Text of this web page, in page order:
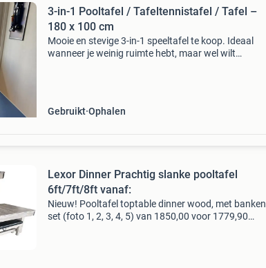
3-in-1 Pooltafel / Tafeltennistafel / Tafel –
180 x 100 cm
Mooie en stevige 3-in-1 speeltafel te koop. Ideaal
wanneer je weinig ruimte hebt, maar wel wilt
Gebruikt Ophalen
Lexor Dinner Prachtig slanke pooltafel
6ft/7ft/8ft vanaf:
Nieuw! Pooltafel toptable dinner wood, met banken
set (foto 1, 2, 3, 4, 5) van 1850,00 voor 1779,90